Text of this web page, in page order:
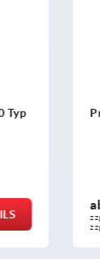
Profilkonsolen
ab
zzgl. Versandkosten